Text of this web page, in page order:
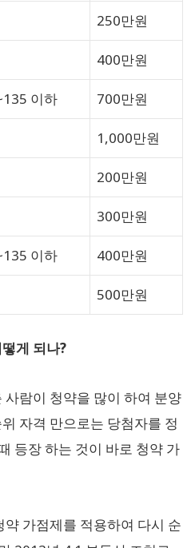
250만원
400만원
이하 700만원
1,000만원
200만원
300만원
이하 400만원
500만원
게 되나?
람이 청약을 많이 하여 분양
자격 만으로는 당첨자를 정
등장 하는 것이 바로 청약 가
가점제를 적용하여 다시 순